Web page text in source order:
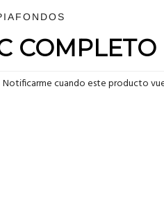
COMPLETO
Notificarme cuando este producto